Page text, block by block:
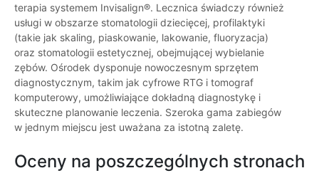
terapia systemem Invisalign®. Lecznica świadczy również
usługi w obszarze stomatologii dziecięcej, profilaktyki
(takie jak skaling, piaskowanie, lakowanie, fluoryzacja)
oraz stomatologii estetycznej, obejmującej wybielanie
zębów. Ośrodek dysponuje nowoczesnym sprzętem
diagnostycznym, takim jak cyfrowe RTG i tomograf
komputerowy, umożliwiające dokładną diagnostykę i
skuteczne planowanie leczenia. Szeroka gama zabiegów
w jednym miejscu jest uważana za istotną zaletę.
Oceny na poszczególnych stronach